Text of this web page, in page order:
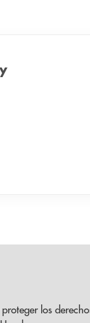
los